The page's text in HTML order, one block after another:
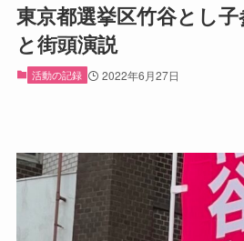
東京都選挙区竹谷とし
と街頭演説
活動の記録 2022年6月27日